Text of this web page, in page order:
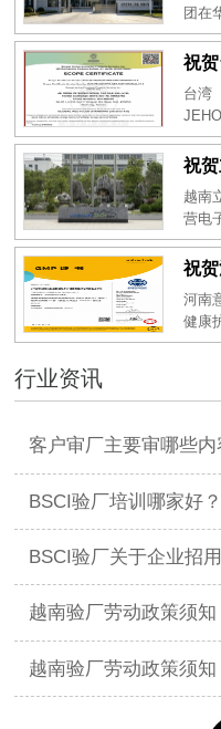
团在
台湾
越南
营电
河南
健康
行业资讯
客户审厂主要审哪些
BSCI验厂培训哪家好
BSCI验厂关于企业招
越南验厂劳动政策须知：员工薪
越南验厂劳动政策须知：员工